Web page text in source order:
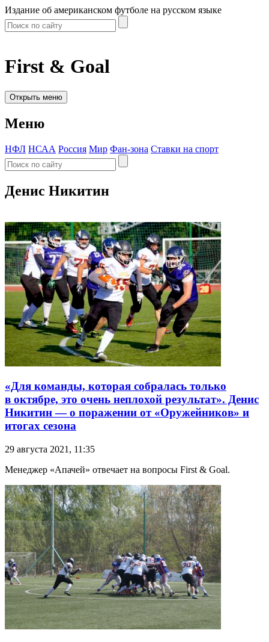
Издание об американском футболе на русском языке
First & Goal
Открыть меню
Меню
НФЛ НСАА Россия Мир Фан-зона Ставки на спорт
Денис Никитин
«Для команды, которая собралась только
в октябре, это очень неплохой результат». Денис
Никитин — о поражении от «Оружейников» и
итогах сезона
29 августа 2021, 11:35
Менеджер «Апачей» отвечает на вопросы First & Goal.